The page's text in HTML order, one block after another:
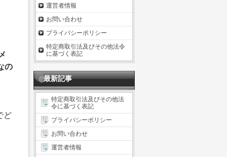
の
ど
運営者情報
お問い合わせ
プライバシーポリシー
特定商取引法及びその他法令
に基づく表記
最新記事
特定商取引法及びその他法
令に基づく表記
プライバシーポリシー
お問い合わせ
運営者情報